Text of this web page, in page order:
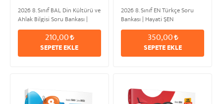
2026 8. Sınıf BAL Din Kültürü ve
Ahlak Bilgisi Soru Bankası |
Yusuf YILDIZ
210,00
SEPETE EKLE
2026 8. Sınıf EN Türkçe Soru
Bankası | Hayati ŞEN
350,00
SEPETE EKLE